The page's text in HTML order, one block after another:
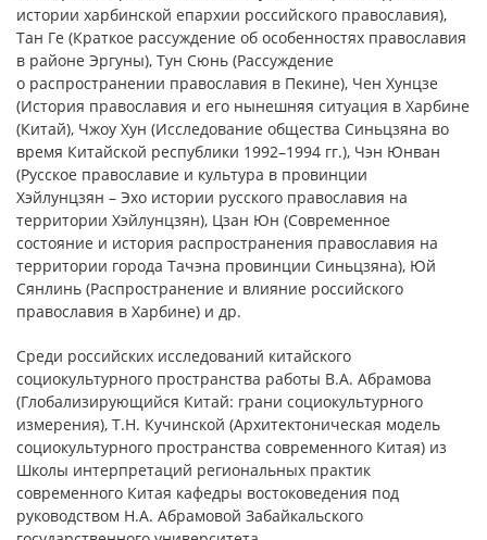
истории харбинской епархии российского православия),
Тан Ге (Краткое рассуждение об особенностях православия
в районе Эргуны), Тун Сюнь (Рассуждение
о распространении православия в Пекине), Чен Хунцзе
(История православия и его нынешняя ситуация в Харбине
(Китай), Чжоу Хун (Исследование общества Синьцзяна во
время Китайской республики 1992–1994 гг.), Чэн Юнван
(Русское православие и культура в провинции
Хэйлунцзян – Эхо истории русского православия на
территории Хэйлунцзян), Цзан Юн (Современное
состояние и история распространения православия на
территории города Тачэна провинции Синьцзяна), Юй
Сянлинь (Распространение и влияние российского
православия в Харбине) и др.
Среди российских исследований китайского
социокультурного пространства работы В.А. Абрамова
(Глобализирующийся Китай: грани социокультурного
измерения), Т.Н. Кучинской (Архитектоническая модель
социокультурного пространства современного Китая) из
Школы интерпретаций региональных практик
современного Китая кафедры востоковедения под
руководством Н.А. Абрамовой Забайкальского